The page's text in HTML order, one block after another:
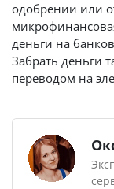
одобрении или
деньги на
Забрать деньги
переводом на